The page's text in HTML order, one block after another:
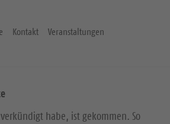
Kontakt Veranstaltungen
habe, ist gekommen. So